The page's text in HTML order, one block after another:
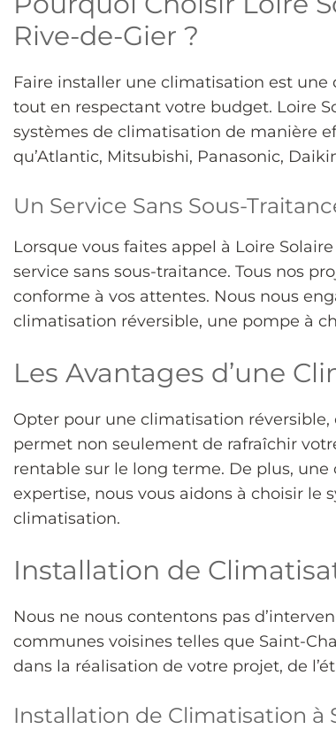
Rive-de-Gier ?
Faire installer une climatisation est
tout en respectant votre budget. Loire
systèmes de climatisation de manière
qu’Atlantic, Mitsubishi, Panasonic,
Un Service Sans Sous-
Lorsque vous faites appel à Loire
service sans sous-traitance. Tous nos
conforme à vos attentes. Nous nous
climatisation réversible, une pompe à
Les Avantages d’une
Opter pour une climatisation réversible,
permet non seulement de rafraîchir
rentable sur le long terme. De plus,
expertise, nous vous aidons à choisir
climatisation.
Installation de
Nous ne nous contentons pas
communes voisines telles que Saint-
dans la réalisation de votre projet, de
Installation de Climatisation à